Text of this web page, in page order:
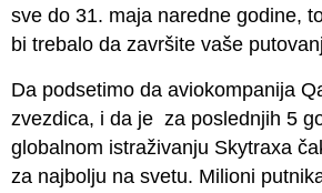
sve do 31. maja naredne godine,
bi trebalo da završite vaše
Da podsetimo da aviokompanija
zvezdica, i da je za poslednjih 5
globalnom istraživanju Skytraxa
za najbolju na svetu. Milioni